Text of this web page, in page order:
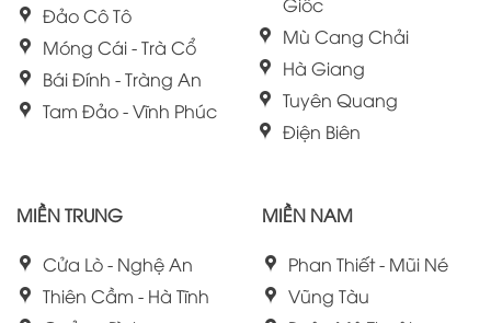
Đảo Cô Tô
Móng Cái - Trà Cổ
Bái Đính - Tràng An
Tam Đảo - Vĩnh Phúc
Mù Cang Chải
Hà Giang
Tuyên Quang
Điện Biên
MIỀN TRUNG
Cửa Lò - Nghệ An
Thiên Cầm - Hà Tĩnh
MIỀN NAM
Phan Thiết - Mũi Né
Vũng Tàu